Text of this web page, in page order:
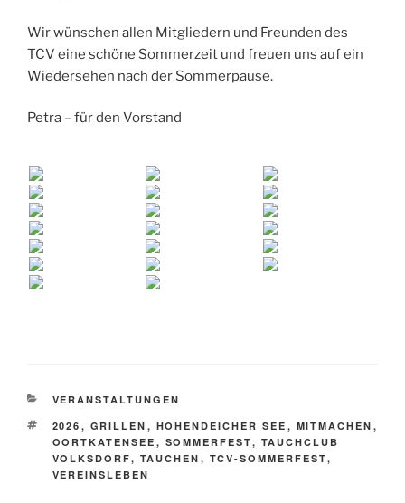
Wir wünschen allen Mitgliedern und Freunden des
TCV eine schöne Sommerzeit und freuen uns auf ein
Wiedersehen nach der Sommerpause.
Petra – für den Vorstand
KATEGORIEN
VERANSTALTUNGEN
SCHLAGWÖRTER
2026 , GRILLEN , HOHENDEICHER SEE , MITMACHEN ,
OORTKATENSEE , SOMMERFEST, TAUCHCLUB
VOLKSDORF, TAUCHEN , TCV-SOMMERFEST,
VEREINSLEBEN